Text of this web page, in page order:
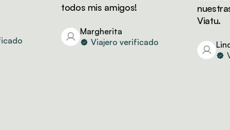
todos mis amigos!
Margherita
Viajero verificado
nuestras
Viatu.
Linda